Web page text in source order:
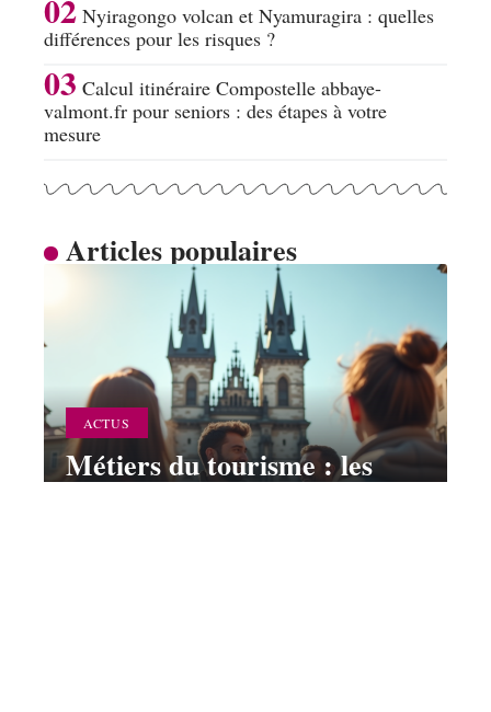
Nyiragongo volcan et Nyamuragira : quelles
différences pour les risques ?
Calcul itinéraire Compostelle abbaye-
valmont.fr pour seniors : des étapes à votre
mesure
Articles populaires
ACTUS
Métiers du tourisme : les
plus adaptés pour une